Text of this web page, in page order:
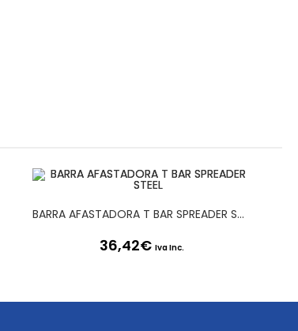
BARRA AFASTADORA T BAR SPREADER STEEL
36,42€ Iva Inc.